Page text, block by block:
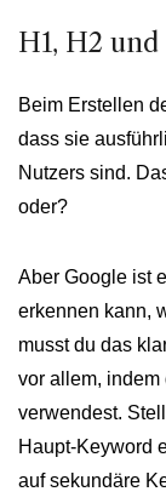
H1, H2
Beim Erstellen
dass sie
Nutzers sind.
oder?
Aber Google ist
erkennen kann,
musst du das
vor allem,
verwendest.
Haupt-Keyword
auf sekundäre